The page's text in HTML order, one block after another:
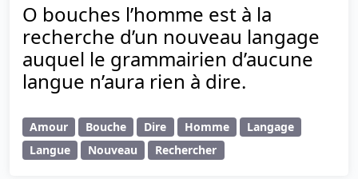
O bouches l’homme est à la
recherche d’un nouveau langage
auquel le grammairien d’aucune
langue n’aura rien à dire.
Amour Bouche Dire Homme
Langage
Langue
Nouveau Rechercher